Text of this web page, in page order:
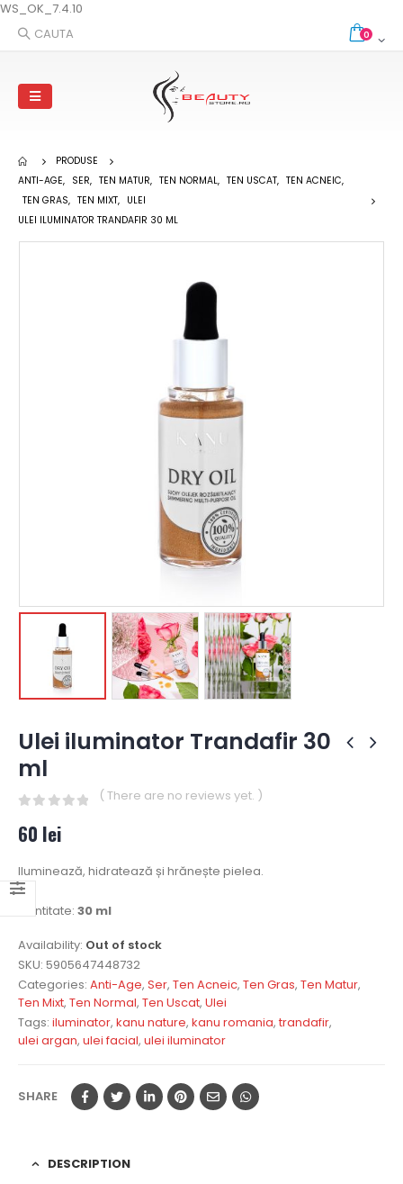
WS_OK_7.4.10
CAUTA
0
PRODUSE
ANTI-AGE, SER, TEN MATUR, TEN NORMAL, TEN USCAT, TEN ACNEIC,
TEN GRAS, TEN MIXT, ULEI
ULEI ILUMINATOR TRANDAFIR 30 ML
Ulei iluminator Trandafir 30
ml
( There are no reviews yet. )
60 lei
Iluminează, hidratează și hrănește pielea.
Cantitate: 30 ml
Availability: Out of stock
SKU: 5905647448732
Categories: Anti-Age, Ser, Ten Acneic, Ten Gras, Ten Matur,
Ten Mixt, Ten Normal, Ten Uscat, Ulei
Tags: iluminator, kanu nature, kanu romania, trandafir,
ulei argan, ulei facial, ulei iluminator
SHARE
DESCRIPTION